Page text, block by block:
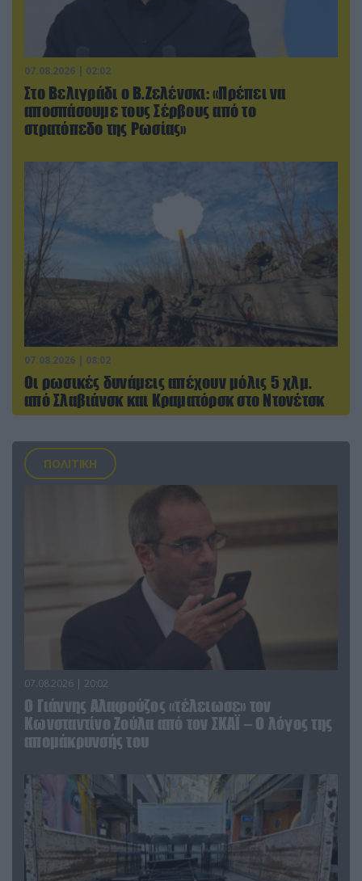
07.08.2026 | 02:02
Στο Βελιγράδι ο Β.Ζελένσκι: «Πρέπει να
αποσπάσουμε τους Σέρβους από το
στρατόπεδο της Ρωσίας»
07.08.2026 | 08:02
Οι ρωσικές δυνάμεις απέχουν μόλις 5 χλμ.
από Σλαβιάνσκ και Κραματόρσκ στο Ντονέτσκ
ΠΟΛΙΤΙΚΗ
07.08.2026 | 20:02
Ο Γιάννης Αλαφούζος «τέλειωσε» τον
Κωνσταντίνο Ζούλα από τον ΣΚΑΪ – Ο λόγος της
απομάκρυνσής του